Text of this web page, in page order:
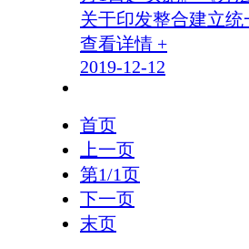
关于印发整合建立
查看详情 +
2019-12-12
首页
上一页
第1/1页
下一页
末页